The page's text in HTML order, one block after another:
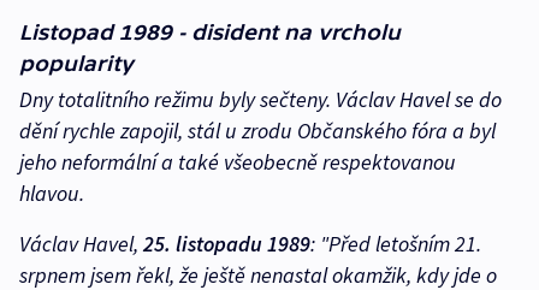
Listopad 1989 - disident na vrcholu
popularity
Dny totalitního režimu byly sečteny. Václav Havel se do
dění rychle zapojil, stál u zrodu Občanského fóra a byl
jeho neformální a také všeobecně respektovanou
hlavou.
Václav Havel,25. listopadu 1989: "Před letošním 21.
srpnem jsem řekl, že ještě nenastal okamžik, kdy jde o